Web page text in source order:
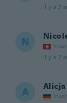
il y a 2
N
il y a 2
A Alicja